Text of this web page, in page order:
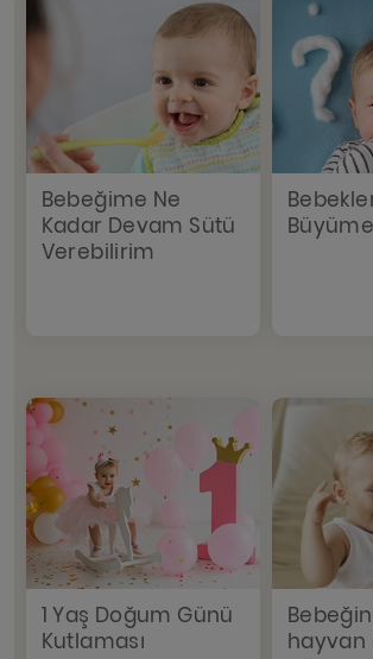
Bebeğime Ne
Kadar Devam Sütü
Verebilirim
1 Yaş Doğum Günü
Kutlaması
hayvan